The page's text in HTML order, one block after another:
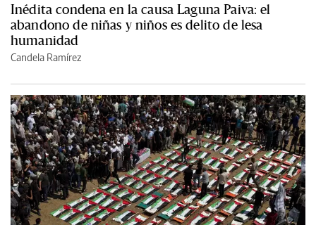
Inédita condena en la causa Laguna Paiva: el
abandono de niñas y niños es delito de lesa
humanidad
Candela Ramírez